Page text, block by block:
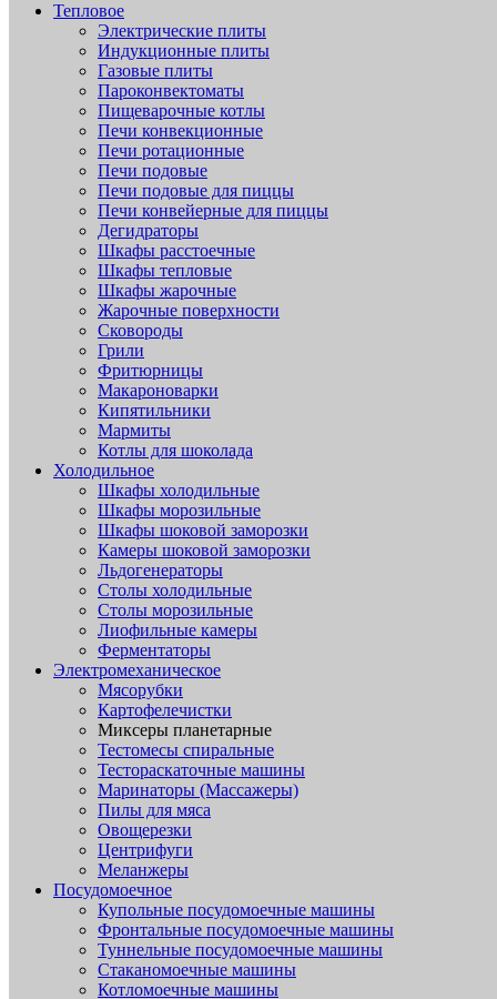
Тепловое
Электрические плиты
Индукционные плиты
Газовые плиты
Пароконвектоматы
Пищеварочные котлы
Печи конвекционные
Печи ротационные
Печи подовые
Печи подовые для пиццы
Печи конвейерные для пиццы
Дегидраторы
Шкафы расстоечные
Шкафы тепловые
Шкафы жарочные
Жарочные поверхности
Сковороды
Грили
Фритюрницы
Макароноварки
Кипятильники
Мармиты
Котлы для шоколада
Холодильное
Шкафы холодильные
Шкафы морозильные
Шкафы шоковой заморозки
Камеры шоковой заморозки
Льдогенераторы
Столы холодильные
Столы морозильные
Лиофильные камеры
Ферментаторы
Электромеханическое
Мясорубки
Картофелечистки
Миксеры планетарные
Тестомесы спиральные
Тестораскаточные машины
Маринаторы (Массажеры)
Пилы для мяса
Овощерезки
Центрифуги
Меланжеры
Посудомоечное
Купольные посудомоечные машины
Фронтальные посудомоечные машины
Туннельные посудомоечные машины
Стаканомоечные машины
Котломоечные машины